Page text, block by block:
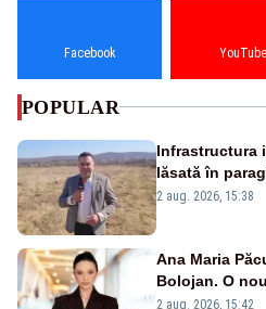
Facebook YouTube
POPULAR
Infrastructura
lăsată în
2 aug. 2026, 15:38
Ana Maria
Bolojan. O
emisiunii
2 aug. 2026, 15:42